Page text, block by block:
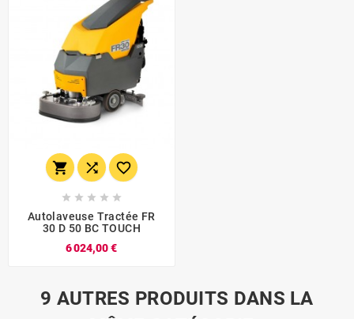
  
    
Autolaveuse Tractée FR
30 D 50 BC TOUCH
6 024,00 €
9 AUTRES PRODUITS DANS LA